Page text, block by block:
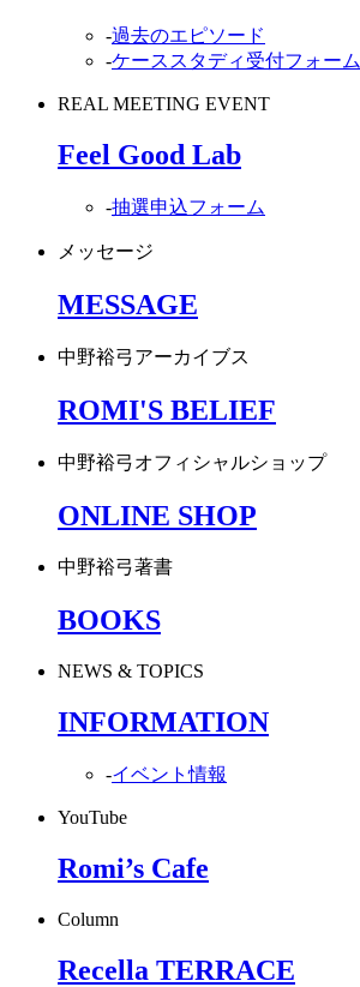
-過去のエピソード
-ケーススタディ受付フォーム
REAL MEETING EVENT
Feel Good Lab
-抽選申込フォーム
メッセージ
MESSAGE
中野裕弓アーカイブス
ROMI'S BELIEF
中野裕弓オフィシャルショップ
ONLINE SHOP
中野裕弓著書
BOOKS
NEWS & TOPICS
INFORMATION
-イベント情報
YouTube
Romi’s Cafe
Column
Recella TERRACE